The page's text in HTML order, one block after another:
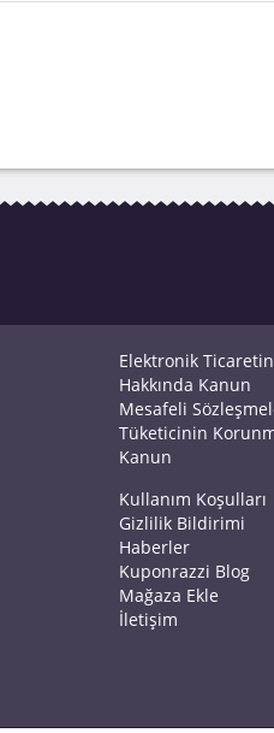
Elektronik
Hakkında Kanun
Mesafeli
Tüketicinin
Kanun
Kullanım Koşulları
Gizlilik Bildirimi
Haberler
Kuponrazzi Blog
Mağaza Ekle
İletişim